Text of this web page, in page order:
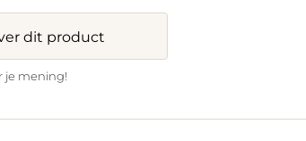
dit product
je mening!